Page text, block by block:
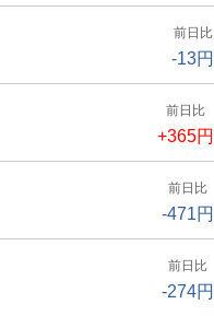
前日比
-13円
前日比
+365円
前日比
-471円
前日比
-274円